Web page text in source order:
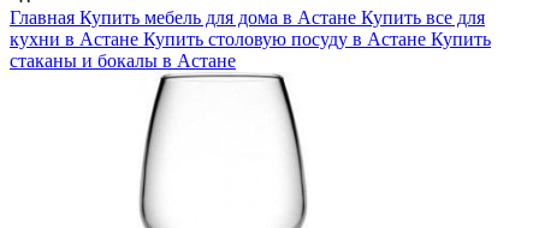
Главная Купить мебель для дома в Астане Купить все для
кухни в Астане Купить столовую посуду в Астане Купить
стаканы и бокалы в Астане